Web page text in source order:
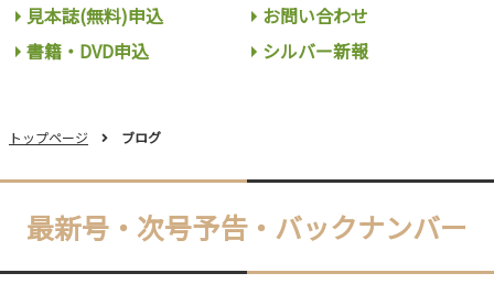
見本誌(無料)申込
書籍・DVD申込
お問い合わせ
シルバー新報
トップページ ブログ
最新号・次号予告・バックナンバー